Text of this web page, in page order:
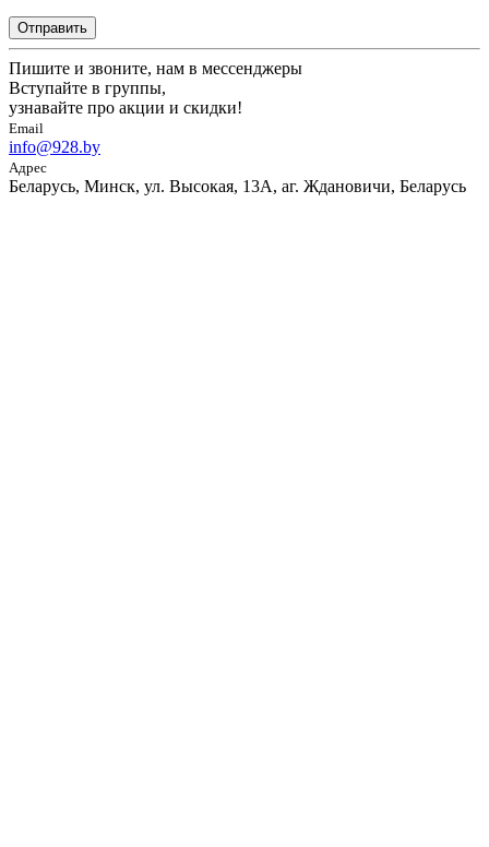
Отправить
Пишите и звоните, нам в мессенджеры
Вступайте в группы,
узнавайте про акции и скидки!
Email
info@928.by
Адрес
Беларусь, Минск, ул. Высокая, 13А, аг. Ждановичи, Беларусь